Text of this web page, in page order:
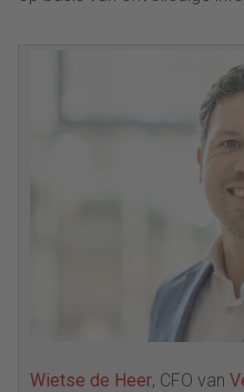
Wietse de Heer, CFO van